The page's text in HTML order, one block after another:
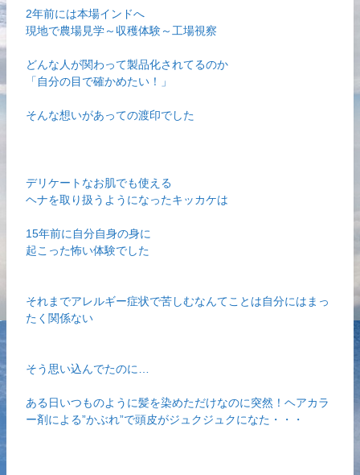
2年前には本場インドへ
現地で農場見学～収穫体験～工場視察
どんな人が関わって製品化されてるのか
「自分の目で確かめたい！」
そんな想いがあっての渡印でした
デリケートなお肌でも使える
ヘナを取り扱うようになったキッカケは
15年前に自分自身の身に
起こった怖い体験でした
それまでアレルギー症状で苦しむなんてことは自分にはまっ
たく関係ない
そう思い込んでたのに…
ある日いつものように髪を染めただけなのに突然！ヘアカラ
ー剤による”かぶれ”で頭皮がジュクジュクになた・・・